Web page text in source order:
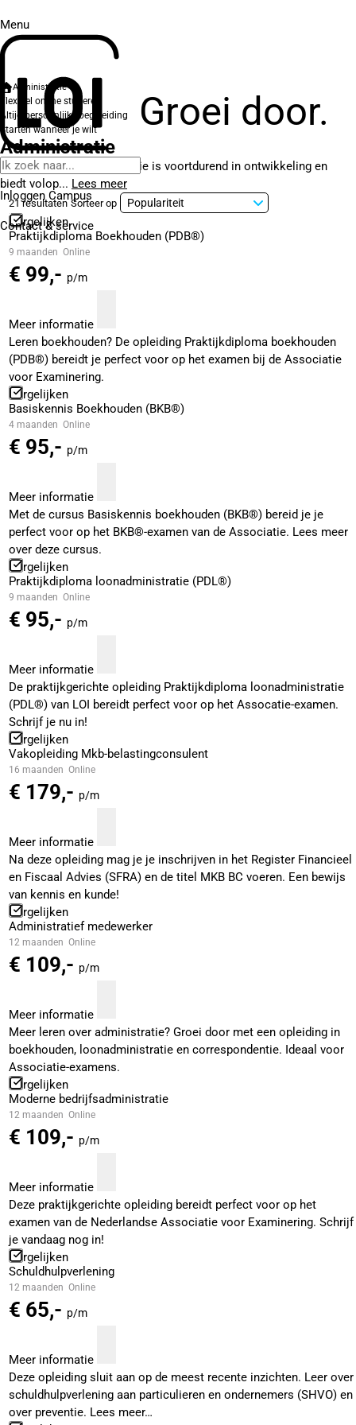
Menu
Groei door.
Inloggen Campus
Contact& service
Administratie
Flexibel online studeren
Altijd persoonlijke begeleiding
Starten wanneer je wilt
Administratie
Het vakgebied administratie is voortdurend in ontwikkeling en
biedt volop... Lees meer
21 resultaten Sorteer op
Vergelijken
Praktijkdiploma Boekhouden (PDB®)
9 maanden Online
€ 99,- p/m
Meer informatie
Leren boekhouden? De opleiding Praktijkdiploma boekhouden
(PDB®) bereidt je perfect voor op het examen bij de Associatie
voor Examinering.
Vergelijken
Basiskennis Boekhouden (BKB®)
4 maanden Online
€ 95,- p/m
Meer informatie
Met de cursus Basiskennis boekhouden (BKB®) bereid je je
perfect voor op het BKB®-examen van de Associatie. Lees meer
over deze cursus.
Vergelijken
Praktijkdiploma loonadministratie (PDL®)
9 maanden Online
€ 95,- p/m
Meer informatie
De praktijkgerichte opleiding Praktijkdiploma loonadministratie
(PDL®) van LOI bereidt perfect voor op het Assocatie-examen.
Schrijf je nu in!
Vergelijken
Vakopleiding Mkb-belastingconsulent
16 maanden Online
€ 179,- p/m
Meer informatie
Na deze opleiding mag je je inschrijven in het Register Financieel
en Fiscaal Advies (SFRA) en de titel MKB BC voeren. Een bewijs
van kennis en kunde!
Vergelijken
Administratief medewerker
12 maanden Online
€ 109,- p/m
Meer informatie
Meer leren over administratie? Groei door met een opleiding in
boekhouden, loonadministratie en correspondentie. Ideaal voor
Associatie-examens.
Vergelijken
Moderne bedrijfsadministratie
12 maanden Online
€ 109,- p/m
Meer informatie
Deze praktijkgerichte opleiding bereidt perfect voor op het
examen van de Nederlandse Associatie voor Examinering. Schrijf
je vandaag nog in!
Vergelijken
Schuldhulpverlening
12 maanden Online
€ 65,- p/m
Meer informatie
Deze opleiding sluit aan op de meest recente inzichten. Leer over
schuldhulpverlening aan particulieren en ondernemers (SHVO) en
over preventie. Lees meer…